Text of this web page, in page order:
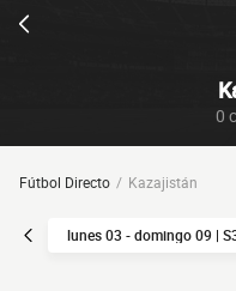
0
Fútbol Directo Kazajistán
lunes 03 - domingo 09 |